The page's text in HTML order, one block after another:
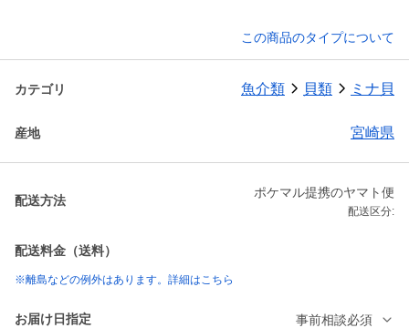
この商品のタイプについて
カテゴリ 魚介類 貝類 ミナ貝
産地 宮崎県
配送方法
ポケマル提携のヤマト便
配送区分:
配送料金（送料）
※離島などの例外はあります。詳細はこちら
お届け日指定 事前相談必須